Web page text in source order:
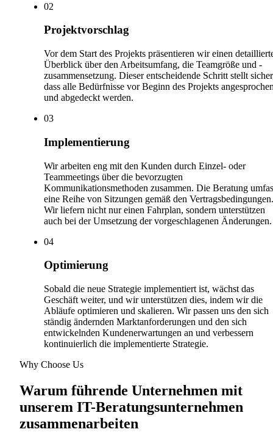
02
Projektvorschlag
Vor dem Start des Projekts präsentieren wir einen
Überblick über den Arbeitsumfang, die Teamgröße und -
zusammensetzung. Dieser entscheidende Schritt stellt
dass alle Bedürfnisse vor Beginn des Projekts
und abgedeckt werden.
03
Implementierung
Wir arbeiten eng mit den Kunden durch Einzel- oder
Teammeetings über die bevorzugten
Kommunikationsmethoden zusammen. Die Beratung
eine Reihe von Sitzungen gemäß den Vertragsbedingungen.
Wir liefern nicht nur einen Fahrplan, sondern unterstützen
auch bei der Umsetzung der vorgeschlagenen Änderungen.
04
Optimierung
Sobald die neue Strategie implementiert ist, wächst das
Geschäft weiter, und wir unterstützen dies, indem wir die
Abläufe optimieren und skalieren. Wir passen uns den sich
ständig ändernden Marktanforderungen und den sich
entwickelnden Kundenerwartungen an und verbessern
kontinuierlich die implementierte Strategie.
Why Choose Us
Warum führende Unternehmen mit
unserem IT-Beratungsunternehmen
zusammenarbeiten